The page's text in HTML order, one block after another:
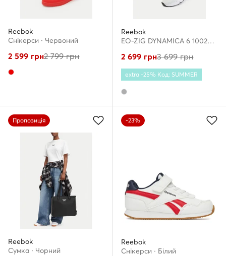
Reebok
Снікерcи · Червоний
2 599 грн2 799грн
Reebok
EO-ZIG DYNAMICA 6 100244516 · Взуття для бігу
2 699 грн3 699грн
extra -25% Код: SUMMER
Пропозиція
Reebok
Сумка · Чорний
-23%
Reebok
Снікерcи · Білий